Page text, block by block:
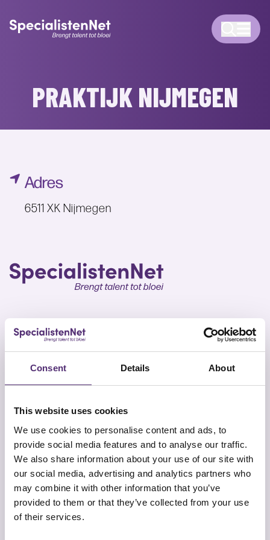
Consent Details About
This website uses cookies
We use cookies to personalise content and ads, to
provide social media features and to analyse our traffic.
We also share information about your use of our site with
our social media, advertising and analytics partners who
may combine it with other information that you’ve
provided to them or that they’ve collected from your use
of their services.
PRAKTIJK NIJMEGEN
Adres
6511 XK Nijmegen
SpecialistenNet biedt voor elk doel psychische hulp
en coaching. Met specialisten in heel Nederland en
tot bloei.
Snel naar
Onze aanpak
Contact
SpecialistenNet Psychologie